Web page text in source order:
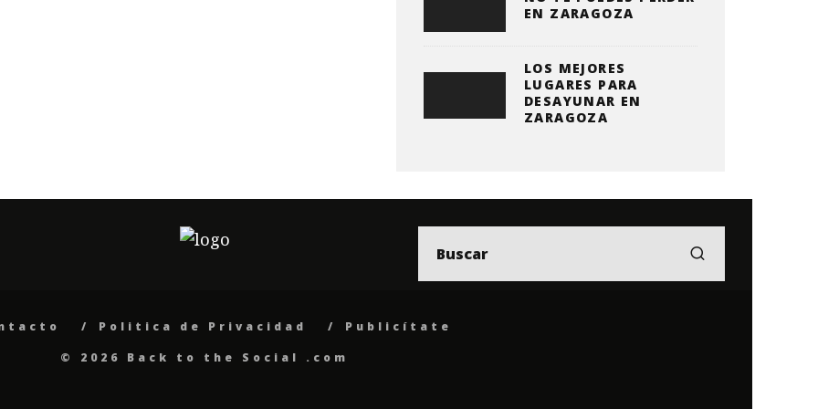
EN ZARAGOZA
LOS MEJORES
LUGARES PARA
DESAYUNAR EN
ZARAGOZA
Politica de Privacidad
Publicítate
© 2026 Back to the Social .com